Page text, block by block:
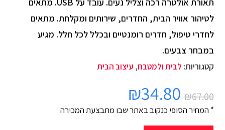
לטיהור אוויר הבית, החדרים, שירותים ומקלחת. מתאים
לחדרי טיפול, חדרים רומנטיים ובכלל לכל חלל. מגיע
במבחר צבעים.
קטגוריות: לבית ולמטבח, עיצוב הבית
₪67.00
₪34.80
* המחיר הסופי כנקוב באתר שבו מתבצעת המכירה